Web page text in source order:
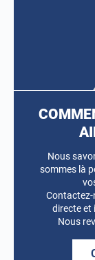
Nous
sommes là
directe et
Nous